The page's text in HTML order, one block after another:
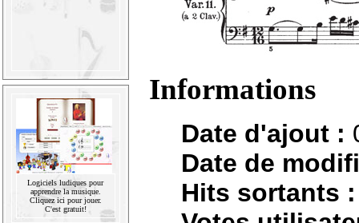
Logiciels ludiques pour
apprendre la musique.
Cliquez ici pour jouer.
C'est gratuit!
Informations
Date d'ajout :
Date de
Hits sortants :